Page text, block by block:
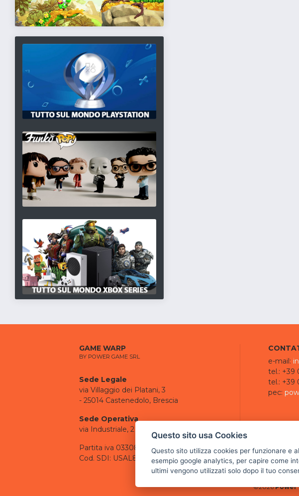
GAME WARP
BY POWER GAME SRL
Sede Legale
via Villaggio dei Platani, 3
- 25014 Castenedolo, Brescia
Sede Operativa
via Industriale, 2 - 25082 Botticino, BS
Partita iva 03308130982
Cod. SDI: USAL8PV
e-mail:
tel.: +39
tel.: +39
pec:
©2026 Power
Questo sito usa Cookies
Questo sito utilizza cookies per funzionare e
esempio google analytics, per capire come
ultimi vengono utilizzati solo dopo il tuo